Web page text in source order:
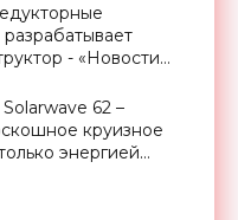
- «Новости
62 –
круизное
энергией